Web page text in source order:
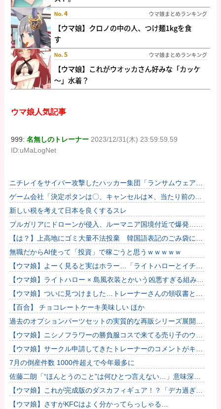
ウマ娘人気記事
999:名無しのトレーナー 2023/12/31(木) 23:59:59.59
ID:uMaLogNet
ニチレイをサイバー攻撃したハッカー集団「ランサムウェア」
個人情報など20万件以上をダークウェブ上に公開か
ゲーム会社「決定ボタンは〇、キャンセルは✕、当たり前の
話」→ ゲーム会社「今日から決定ボタンは✕にしまー
す！！！」
新しい税を考えて日本を良くするスレ
ブルガリアにドローンが侵入、ルーマニア国境付近で爆発…当
局「ウクライナ軍がよく使う機種」！
【は？】上高地にゴミ大量不法投棄 韓国語表記のごみ袋に紙
やプラスチック、缶、瓶などが混在 生肉やキムチ、ラーメン
などさま...
無職だからAI使って「投資」で稼ごうと思うｗｗｗｗｗ
【ウマ娘】よーく見ると実はホラー…「ライトハローとイチャ
つくスティルトレ漫画」
【ウマ娘】ライトハロー × 島風衣装とかいう凶悪すぎる組み合
わせｗｗｗ「大変なことに…」
【ウマ娘】ついに見つけました…トレーナーさんの領収書と給
与明細！！
【百合】 チョコレートケーキ美味しい ほか
過去のオプションパーツセットの実質的な再販シリーズ展開止
まるの早すぎない？
【ウマ娘】ニシノフラワーの勝負服コスで来てる売り子のウマ
娘！？
【ウマ娘】サークル申請してきたトレーナーのコメントがキモ
すぎて草ｗｗｗ「このまま成長したらどうなるんや…」
7月の倒産件数 1000件超えで今年最多に
佐藤二朗「“ほんとうのこと”は何ひとつ言えない…」意味深投
稿に憶測殺到
【ウマ娘】これが完成版のダスカフィギュア！？「デカ過ぎん
だろ…」
【ウマ娘】さすがKFCはよく分かってらっしゃる…